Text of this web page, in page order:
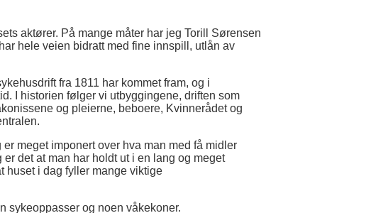
aktører. På mange måter har jeg Torill Sørensen
hele veien bidratt med fine innspill, utlån av
fra 1811 har kommet fram, og i
I historien følger vi utbyggingene, driften som
og pleierne, beboere, Kvinnerådet og
meget imponert over hva man med få midler
det at man har holdt ut i en lang og meget
huset i dag fyller mange viktige
sykeoppasser og noen våkekoner.